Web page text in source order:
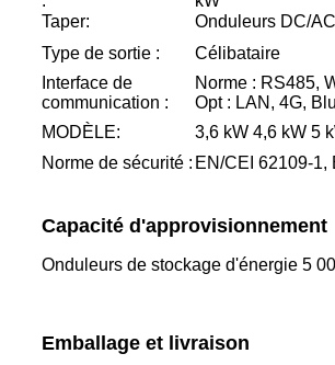
Taper:
Onduleurs DC/AC
Type de sortie :
Célibataire
Interface de
communication :
Norme : RS485,
Opt : LAN, 4G,
MODÈLE: 3,6 kW 4,6 kW 5
Norme de sécurité : EN/CEI 62109-1,
Capacité d'approvisionnement
Onduleurs de stockage d'énergie 5
Emballage et livraison